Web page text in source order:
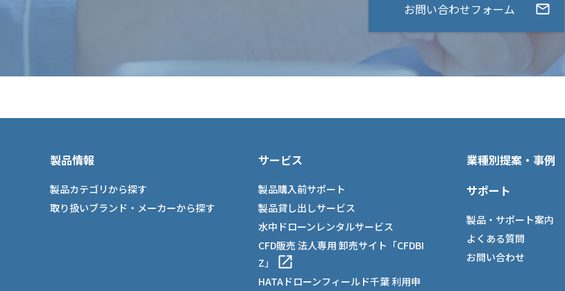
お問い合わせフォーム
製品情報
製品カテゴリから探す
取り扱いブランド・メーカーから探す
サービス
製品購入前サポート
製品貸し出しサービス
水中ドローンレンタルサービス
CFD販売 法人専用 卸売サイト「CFDBI
Z」
HATAドローンフィールド千葉 利用申
業種別提案・事例
サポート
製品・サポート案内
よくある質問
お問い合わせ